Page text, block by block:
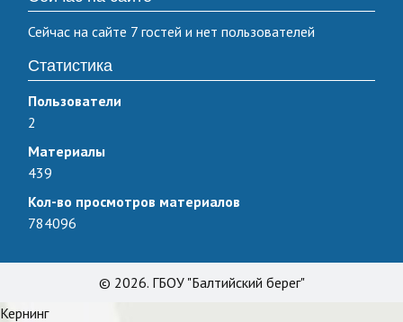
Сейчас на сайте 7 гостей и нет пользователей
Статистика
Пользователи
2
Материалы
439
Кол-во просмотров материалов
784096
© 2026. ГБОУ "Балтийский берег"
Кернинг